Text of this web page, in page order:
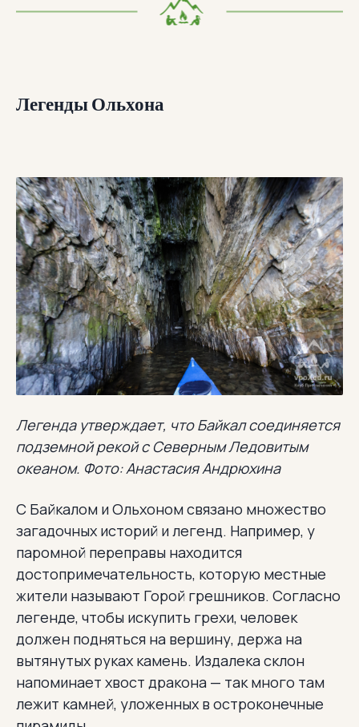
Легенды Ольхона
Легенда утверждает, что Байкал соединяется
подземной рекой с Северным Ледовитым
океаном. Фото: Анастасия Андрюхина
С Байкалом и Ольхоном связано множество
загадочных историй и легенд. Например, у
паромной переправы находится
достопримечательность, которую местные
жители называют Горой грешников. Согласно
легенде, чтобы искупить грехи, человек
должен подняться на вершину, держа на
вытянутых руках камень. Издалека склон
напоминает хвост дракона — так много там
лежит камней, уложенных в остроконечные